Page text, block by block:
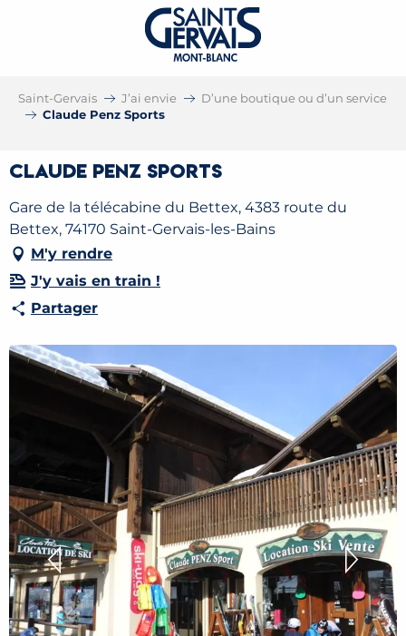
Saint-Gervais J’ai envie
D’une boutique ou d’un service
Claude Penz Sports
Claude Penz Sports
Gare de la télécabine du Bettex, 4383 route du
Bettex, 74170 Saint-Gervais-les-Bains
M'y rendre
J'y vais en train !
Partager